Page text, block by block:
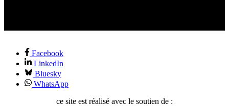
Facebook
LinkedIn
Bluesky
WhatsApp
ce site est réalisé avec le soutien de :